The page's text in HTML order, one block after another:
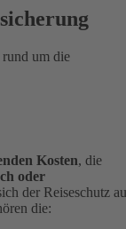
um die
Kosten, die
oder
der Reiseschutz
die: